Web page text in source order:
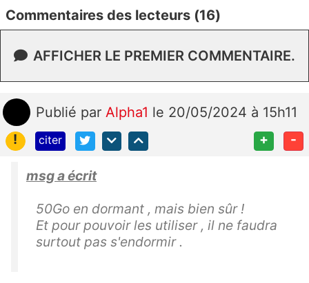
Commentaires des lecteurs (16)
AFFICHER LE PREMIER COMMENTAIRE.
Publié par Alpha1 le 20/05/2024 à 15h11
!
citer + -
msg a écrit
50Go en dormant , mais bien sûr !
Et pour pouvoir les utiliser , il ne faudra
surtout pas s'endormir .